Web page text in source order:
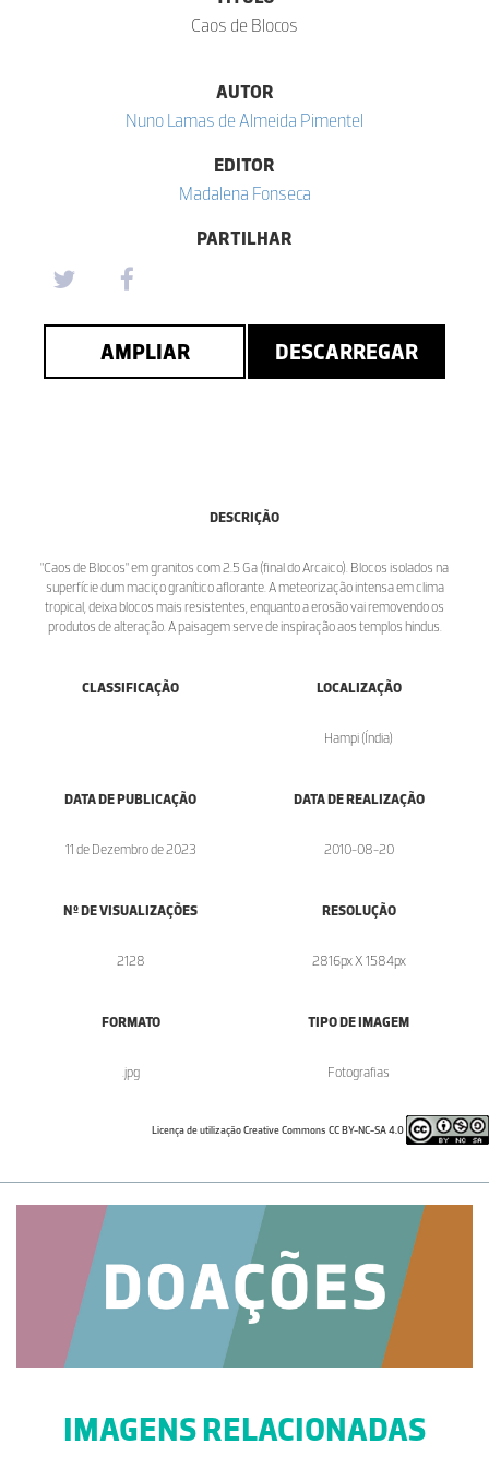
Caos de Blocos
AUTOR
Nuno Lamas de Almeida Pimentel
EDITOR
Madalena Fonseca
PARTILHAR
AMPLIAR DESCARREGAR
DESCRIÇÃO
"Caos de Blocos" em granitos com 2.5 Ga (final do Arcaico). Blocos isolados na
superfície dum maciço granítico aflorante. A meteorização intensa em clima
tropical, deixa blocos mais resistentes, enquanto a erosão vai removendo os
produtos de alteração. A paisagem serve de inspiração aos templos hindus.
CLASSIFICAÇÃO LOCALIZAÇÃO
Hampi (Índia)
DATA DE PUBLICAÇÃO
11 de Dezembro de 2023
DATA DE REALIZAÇÃO
2010-08-20
Nº DE VISUALIZAÇÕES
2128
RESOLUÇÃO
2816px X 1584px
FORMATO
.jpg
TIPO DE IMAGEM
Fotografias
Licença de utilização Creative Commons CC BY-NC-SA 4.0
IMAGENS RELACIONADAS